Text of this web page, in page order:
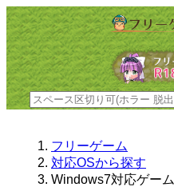
フリーゲーム
対応OSから探す
Windows7対応ゲーム